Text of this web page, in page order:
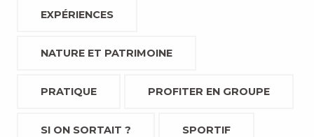
EXPÉRIENCES
NATURE ET PATRIMOINE
PRATIQUE PROFITER EN GROUPE
SI ON SORTAIT ? SPORTIF